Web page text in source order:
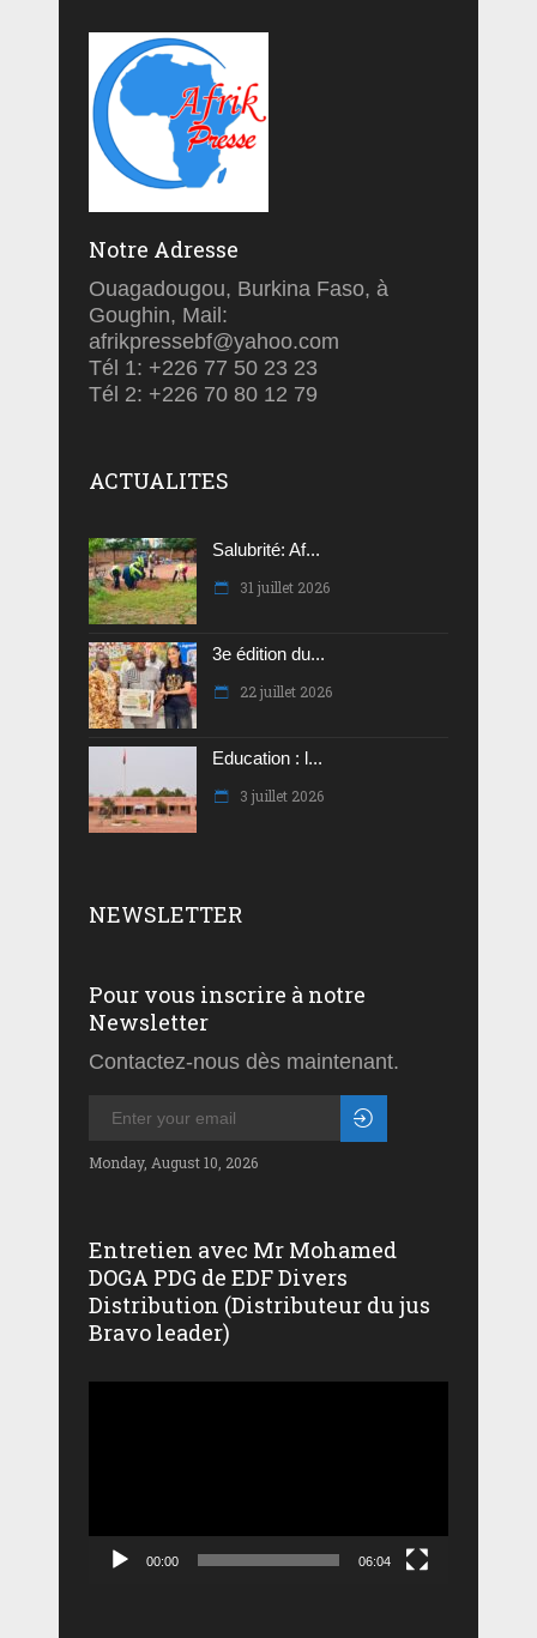
Notre Adresse
Ouagadougou, Burkina Faso, à
Goughin, Mail:
afrikpressebf@yahoo.com
Tél 1: +226 77 50 23 23
Tél 2: +226 70 80 12 79
ACTUALITES
Salubrité: Af...
31 juillet 2026
3e édition du...
22 juillet 2026
Education : l...
3 juillet 2026
NEWSLETTER
Pour vous inscrire à notre
Newsletter
Contactez-nous dès maintenant.
Monday, August 10, 2026
Entretien avec Mr Mohamed
DOGA PDG de EDF Divers
Distribution (Distributeur du jus
Bravo leader)
00:00 06:04